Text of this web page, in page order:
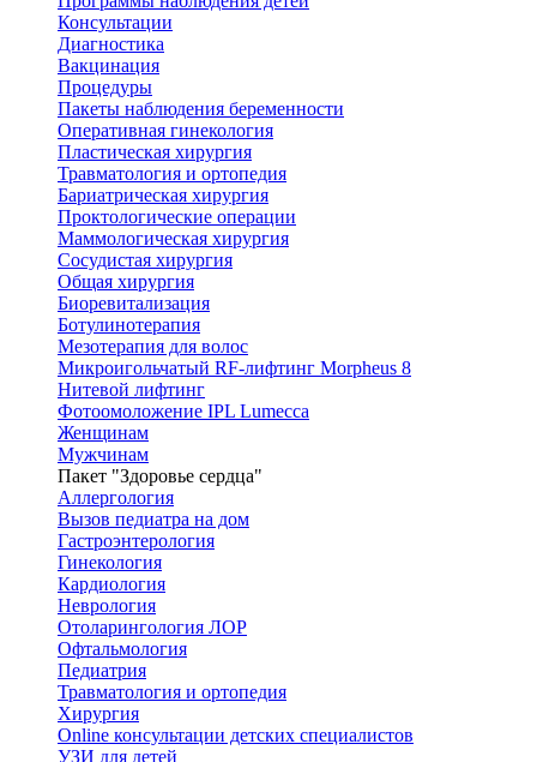
Консультации
Диагностика
Вакцинация
Процедуры
Пакеты наблюдения беременности
Оперативная гинекология
Пластическая хирургия
Травматология и ортопедия
Бариатрическая хирургия
Проктологические операции
Маммологическая хирургия
Сосудистая хирургия
Общая хирургия
Биоревитализация
Ботулинотерапия
Мезотерапия для волос
Микроигольчатый RF-лифтинг Morpheus 8
Нитевой лифтинг
Фотоомоложение IPL Lumecca
Женщинам
Мужчинам
Пакет "Здоровье сердца"
Аллергология
Вызов педиатра на дом
Гастроэнтерология
Гинекология
Кардиология
Неврология
Отоларингология ЛОР
Офтальмология
Педиатрия
Травматология и ортопедия
Хирургия
Online консультации детских специалистов
УЗИ для детей